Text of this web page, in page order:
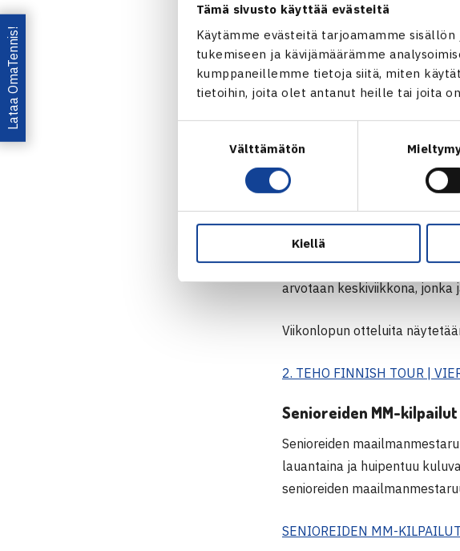
Tämä sivusto käyttää evästeitä
Käytämme evästeitä tarjoamamme
tukemiseen ja kävijämäärämme
kumppaneillemme tietoja siitä, miten
tietoihin, joita olet antanut heille tai joita
Välttämätön
Kiellä
Kilpailuja pelataan kauden
kilpailun vei nimiinsäEmelie
arvotaan keskiviikkona,
Viikonlopun otteluita
2. TEHO FINNISH TOUR |
Senioreiden MM-
Senioreiden
lauantaina ja huipentuu
senioreiden
SENIOREIDEN MM-
Lataa OmaTennis!